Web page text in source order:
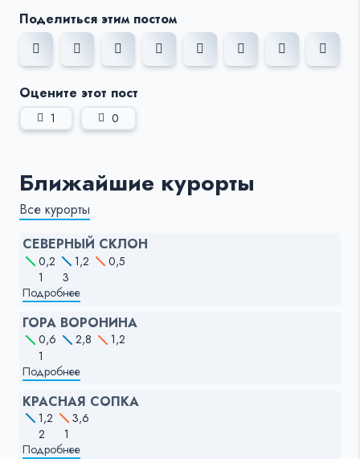
Поделиться этим постом
Оцените этот пост
1 0
Ближайшие курорты
Все курорты
СЕВЕРНЫЙ СКЛОН
0,2 1,2
0,5
1
3
Подробнее
ГОРА ВОРОНИНА
0,6 2,8
1,2
1
Подробнее
КРАСНАЯ СОПКА
1,2
3,6
2
1
Подробнее